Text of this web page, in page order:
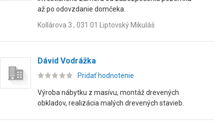
až po odovzdanie domčeka.
Kollárova 3 , 031 01 Liptovský Mikuláš
Dávid Vodrážka
Pridať hodnotenie
Výroba nábytku z masívu, montáž drevených
obkladov, realizácia malých drevených stavieb.